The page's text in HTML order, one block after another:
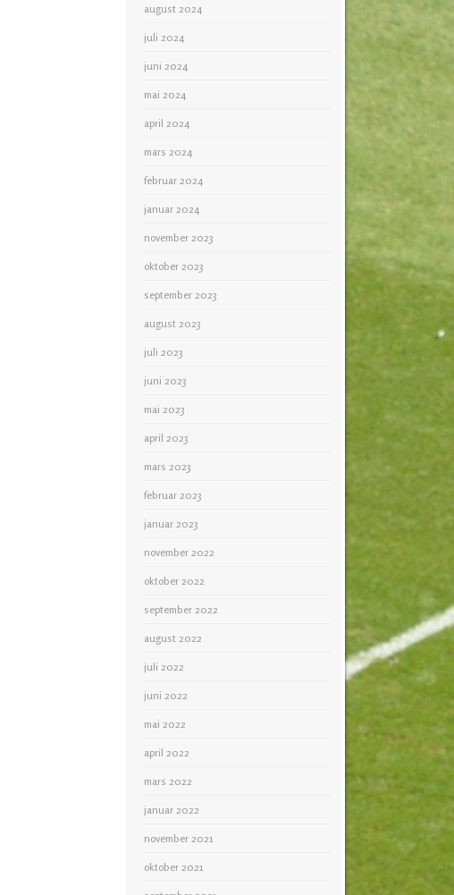
august 2024
juli 2024
juni 2024
mai 2024
april 2024
mars 2024
februar 2024
januar 2024
november 2023
oktober 2023
september 2023
august 2023
juli 2023
juni 2023
mai 2023
april 2023
mars 2023
februar 2023
januar 2023
november 2022
oktober 2022
september 2022
august 2022
juli 2022
juni 2022
mai 2022
april 2022
mars 2022
januar 2022
november 2021
oktober 2021